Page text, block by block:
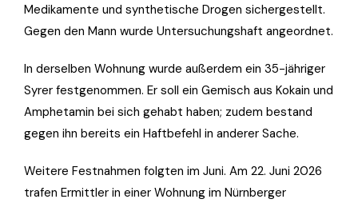
Medikamente und synthetische Drogen sichergestellt.
Gegen den Mann wurde Untersuchungshaft angeordnet.
In derselben Wohnung wurde außerdem ein 35-jähriger
Syrer festgenommen. Er soll ein Gemisch aus Kokain und
Amphetamin bei sich gehabt haben; zudem bestand
gegen ihn bereits ein Haftbefehl in anderer Sache.
Weitere Festnahmen folgten im Juni. Am 22. Juni 2026
trafen Ermittler in einer Wohnung im Nürnberger